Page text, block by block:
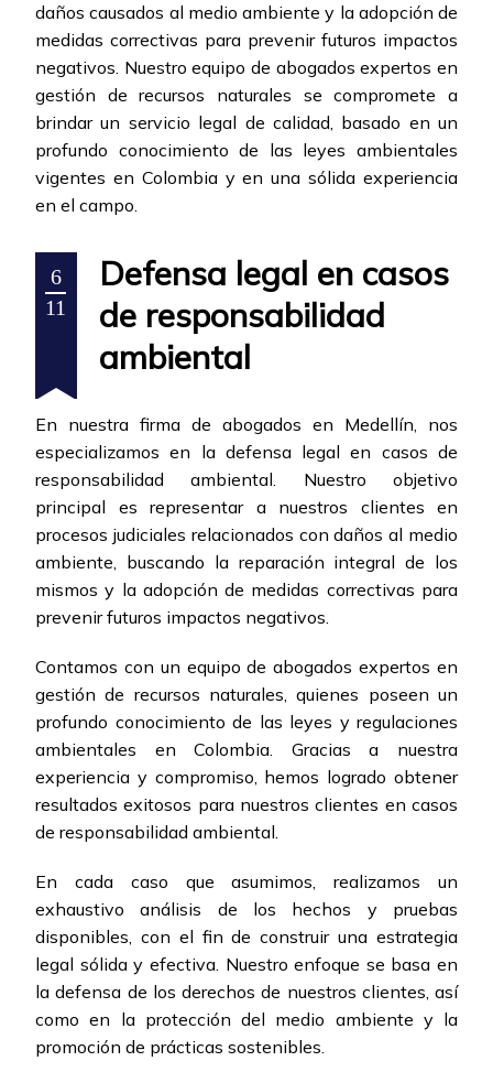
daños causados al medio ambiente y la adopción de
medidas correctivas para prevenir futuros impactos
negativos. Nuestro equipo de abogados expertos en
gestión de recursos naturales se compromete a
brindar un servicio legal de calidad, basado en un
profundo conocimiento de las leyes ambientales
vigentes en Colombia y en una sólida experiencia
en el campo.
6
11
Defensa legal en casos
de responsabilidad
ambiental
En nuestra firma de abogados en Medellín, nos
especializamos en la defensa legal en casos de
responsabilidad ambiental. Nuestro objetivo
principal es representar a nuestros clientes en
procesos judiciales relacionados con daños al medio
ambiente, buscando la reparación integral de los
mismos y la adopción de medidas correctivas para
prevenir futuros impactos negativos.
Contamos con un equipo de abogados expertos en
gestión de recursos naturales, quienes poseen un
profundo conocimiento de las leyes y regulaciones
ambientales en Colombia. Gracias a nuestra
experiencia y compromiso, hemos logrado obtener
resultados exitosos para nuestros clientes en casos
de responsabilidad ambiental.
En cada caso que asumimos, realizamos un
exhaustivo análisis de los hechos y pruebas
disponibles, con el fin de construir una estrategia
legal sólida y efectiva. Nuestro enfoque se basa en
la defensa de los derechos de nuestros clientes, así
como en la protección del medio ambiente y la
promoción de prácticas sostenibles.